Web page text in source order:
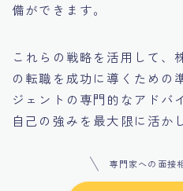
備ができます。
これらの戦略を活用して、
の転職を成功に導くための
ジェントの専門的なアドバ
自己の強みを最大限に活か
専門家への面接